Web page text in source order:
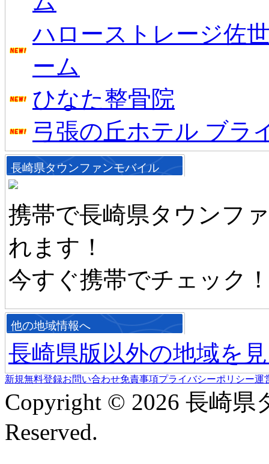
ハローストレージ佐
ーム
ひなた整骨院
弓張の丘ホテル ブラ
長崎県タウンファンモバイル
携帯で長崎県タウンフ
れます！
今すぐ携帯でチェック
他の地域情報へ
長崎県版以外の地域を
新規無料登録お問い合わせ免責事項プライバシーポリシー運
Copyright © 2026 長崎
Reserved.